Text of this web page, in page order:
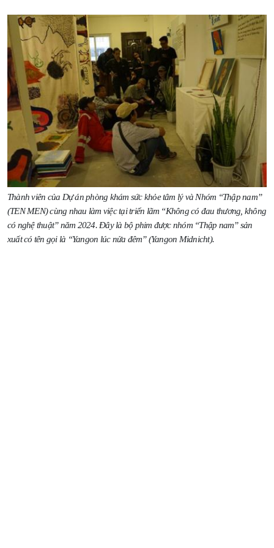
Thành viên của Dự án phòng khám sức khỏe tâm lý và Nhóm “Thập nam”
(TEN MEN) cùng nhau làm việc tại triển lãm “Không có đau thương, không
có nghệ thuật” năm 2024. Đây là bộ phim được nhóm “Thập nam” sản
xuất có tên gọi là “Yangon lúc nửa đêm” (Yangon Midnicht).